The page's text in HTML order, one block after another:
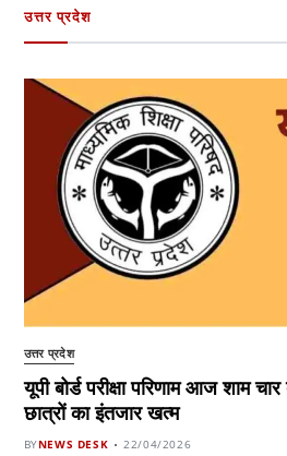
उत्तर प्रदेश
उत्तर प्रदेश
यूपी बोर्ड परीक्षा परिणाम आज शाम
छात्रों का इंतजार खत्म
BYNEWS DESK 22/04/2026